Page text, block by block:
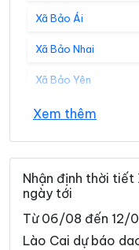
Xã Bảo Ái
Xã Bảo Nhai
Xã Bảo Yên
Xã Cảm Nhân
Xã Cát Thịnh
Xã Châu Quế
Xã Chiềng Ken
Xã Cốc San
Xem thêm
Nhận định thời tiết
ngày tới
Từ 06/08 đến 12/
Lào Cai dự báo